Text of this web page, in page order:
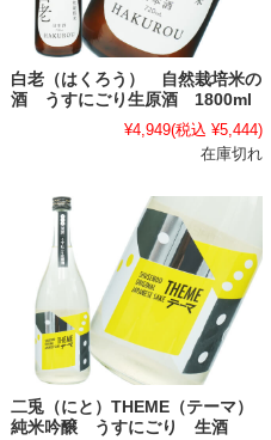
白老（はくろう） 自然栽培米の
酒 うすにごり生原酒 1800ml
¥4,949(税込 ¥5,444)
在庫切れ
二兎（にと）THEME（テーマ）
純米吟醸 うすにごり 生酒